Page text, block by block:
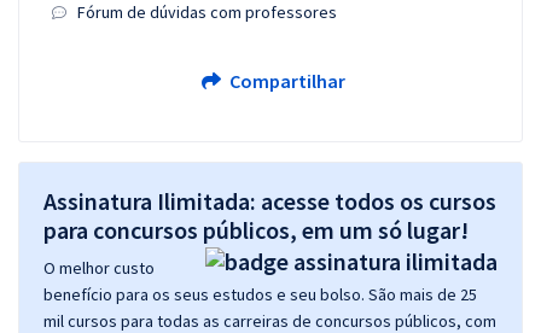
Fórum de dúvidas com professores
Compartilhar
Assinatura Ilimitada: acesse todos os cursos
para concursos públicos, em um só lugar!
O melhor custo
benefício para os seus estudos e seu bolso. São mais de 25
mil cursos para todas as carreiras de concursos públicos, com